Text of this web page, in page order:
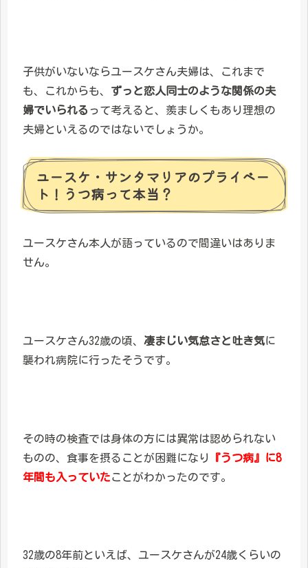
子供がいないならユースケさん夫婦は、これまで
も、これからも、 ずっと恋人同士のような関係の夫
婦でいられる って考えると、羨ましくもあり理想の
夫婦といえるのではないでしょうか。
ユースケ・サンタマリアのプライベー
ト！うつ病って本当？
ユースケさん本人が語っているので間違いはありま
せん。
ユースケさん32歳の頃、 凄まじい気怠さと吐き気に
襲われ病院に行ったそうです。
その時の検査では身体の方には異常は認められない
ものの、食事を摂ることが困難になり
『うつ病』に8
年間も入っていたことがわかったのです。
32歳の8年前といえば、ユースケさんが24歳くらいの